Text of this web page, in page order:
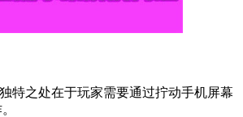
特之处在于玩家需要通过拧动手机屏幕